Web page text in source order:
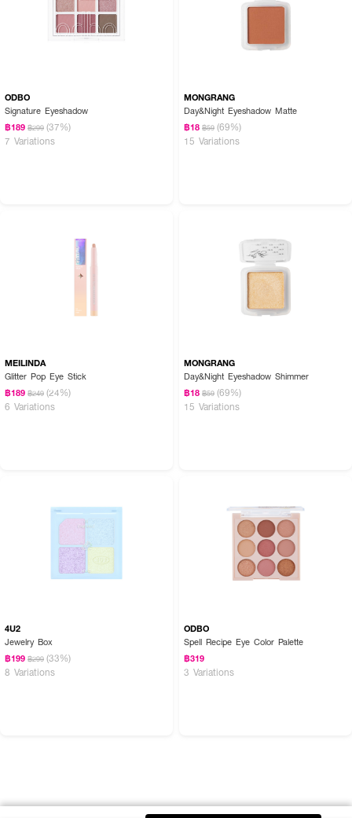
ODBO
Signature Eyeshadow
฿189 ฿299 (37%)
7 Variations
MONGRANG
Day&Night Eyeshadow Matte
฿18 ฿59 (69%)
15 Variations
MEILINDA
Glitter Pop Eye Stick
฿189 ฿249 (24%)
6 Variations
MONGRANG
Day&Night Eyeshadow Shimmer
฿18 ฿59 (69%)
15 Variations
4U2
Jewelry Box
฿199 ฿299 (33%)
8 Variations
ODBO
Spell Recipe Eye Color Palette
฿319
3 Variations